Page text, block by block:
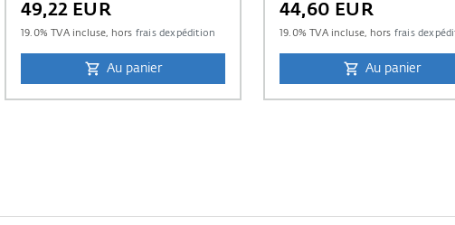
49,22 EUR
19.0% TVA incluse, hors frais dexpédition
Au panier
44,60 EUR
19.0% TVA incluse, hors frais
Au panier